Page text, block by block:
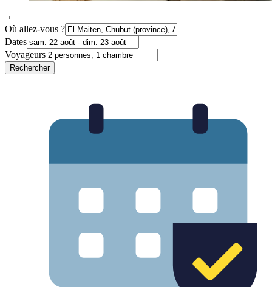
Où allez-vous ?
Dates
Voyageurs
Rechercher